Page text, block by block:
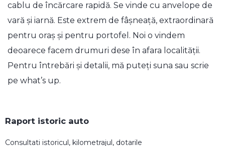
cablu de încărcare rapidă. Se vinde cu anvelope de
vară și iarnă. Este extrem de fâșneață, extraordinară
pentru oraș și pentru portofel. Noi o vindem
deoarece facem drumuri dese în afara localității.
Pentru întrebări și detalii, mă puteți suna sau scrie
pe what’s up.
Raport istoric auto
Consultati istoricul, kilometrajul, dotarile